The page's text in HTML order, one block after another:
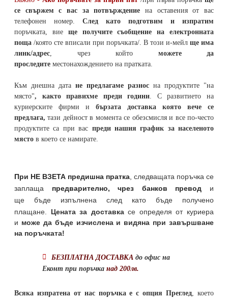
се свържем с вас за потвърждение на оставения от вас
телефонен номер
След като подготвим и изпратим
поръчката, вие ще получите съобщение на електронната
поща /която сте вписали при поръчката/. В този и-мейл ще има
линк/адрес , чрез който можете да
проследите местонахождението на пратката
Към днешна дата не предлагаме разнос на продуктите "на
място", както правихме преди години . С развитието на
куриерските фирми и бързата доставка която вече се
предлага, тази дейност в момента се обезсмисля и все по-често
продуктите са при вас преди нашия график за населеното
място в което се намирате.
При НЕ ВЗЕТА предишна пратка следващата поръчка се
заплаща предварително, чрез банков превод и
ще бъде изпълнена след като бъде получено
плащане. Цената за доставкасе определя от куриера
и може да бъде изчислена и видяна при завършване
на поръчката!
БЕЗПЛАТНА ДОСТАВКА до офис на
Еконт при поръчка над 200лв.
Всяка изпратена от нас поръчка е с опция Преглед , което